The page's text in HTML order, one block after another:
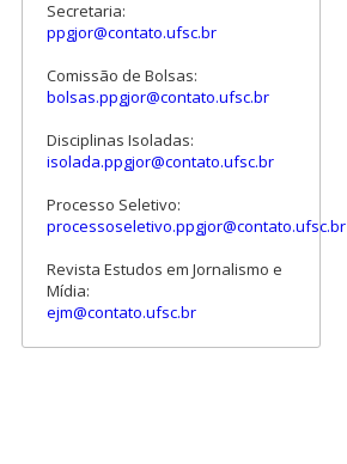
Secretaria:
ppgjor@contato.ufsc.br
Comissão de Bolsas:
bolsas.ppgjor@contato.ufsc.br
Disciplinas Isoladas:
isolada.ppgjor@contato.ufsc.br
Processo Seletivo:
processoseletivo.ppgjor@contato.ufsc.br
Revista Estudos em Jornalismo e
Mídia:
ejm@contato.ufsc.br